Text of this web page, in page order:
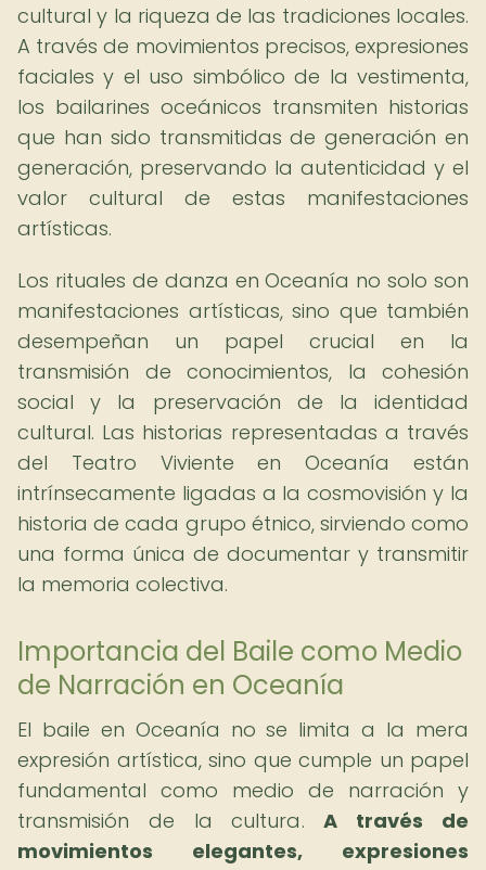
cultural y la riqueza de las tradiciones locales.
A través de movimientos precisos, expresiones
faciales y el uso simbólico de la vestimenta,
los bailarines oceánicos transmiten historias
que han sido transmitidas de generación en
generación, preservando la autenticidad y el
valor cultural de estas manifestaciones
artísticas.
Los rituales de danza en Oceanía no solo son
manifestaciones artísticas, sino que también
desempeñan un papel crucial en la
transmisión de conocimientos, la cohesión
social y la preservación de la identidad
cultural. Las historias representadas a través
del Teatro Viviente en Oceanía están
intrínsecamente ligadas a la cosmovisión y la
historia de cada grupo étnico, sirviendo como
una forma única de documentar y transmitir
la memoria colectiva.
Importancia del Baile como Medio
de Narración en Oceanía
El baile en Oceanía no se limita a la mera
expresión artística, sino que cumple un papel
fundamental como medio de narración y
transmisión de la cultura.A través de
movimientos elegantes, expresiones